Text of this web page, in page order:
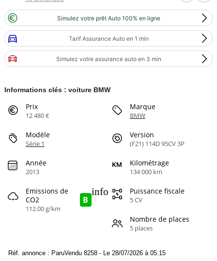
Simulez votre prêt Auto 100% en ligne
Tarif Assurance Auto en 1 min
Simulez votre assurance auto en 3 min
Informations clés : voiture BMW
Prix
12 480 €
Marque
BMW
Modèle
Série 1
Version
(F21) 114D 95CV 3P
Année
2013
Kilométrage
134 000 km
Emissions de
CO2
112.00 g/km
B
info Puissance fiscale
5 CV
Nombre de places
5 places
Réf. annonce : ParuVendu 8258 - Le 28/07/2026 à 05:15